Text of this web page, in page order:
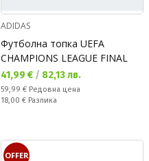
ADIDAS
Футболна топка UEFA
CHAMPIONS LEAGUE FINAL
Текуща цена:
41,99 € / 82,13 лв.
Редовна цена:
59,99 € Редовна цена
Спестявате:
18,00 € Разлика
OFFER